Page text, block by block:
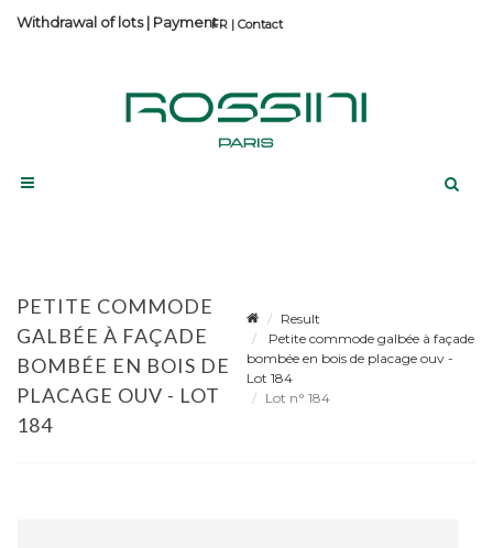
Contact
Withdrawal of lots| Payment
PETITE COMMODE
GALBÉE À FAÇADE
BOMBÉE EN BOIS DE
PLACAGE OUV - LOT
184
Result
Petite commode galbée à façade
bombée en bois de placage ouv -
Lot 184
Lot n° 184